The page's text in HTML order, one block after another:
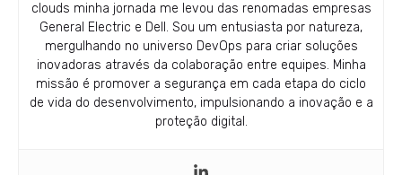
clouds minha jornada me levou das renomadas empresas
General Electric e Dell. Sou um entusiasta por natureza,
mergulhando no universo DevOps para criar soluções
inovadoras através da colaboração entre equipes. Minha
missão é promover a segurança em cada etapa do ciclo
de vida do desenvolvimento, impulsionando a inovação e a
proteção digital.